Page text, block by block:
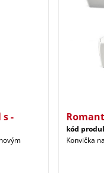
-
kód
Konvička